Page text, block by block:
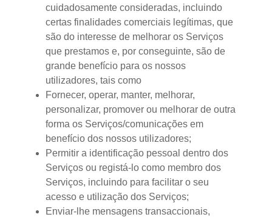
cuidadosamente consideradas, incluindo
certas finalidades comerciais legítimas, que
são do interesse de melhorar os Serviços
que prestamos e, por conseguinte, são de
grande benefício para os nossos
utilizadores, tais como
Fornecer, operar, manter, melhorar,
personalizar, promover ou melhorar de outra
forma os Serviços/comunicações em
benefício dos nossos utilizadores;
Permitir a identificação pessoal dentro dos
Serviços ou registá-lo como membro dos
Serviços, incluindo para facilitar o seu
acesso e utilização dos Serviços;
Enviar-lhe mensagens transaccionais,